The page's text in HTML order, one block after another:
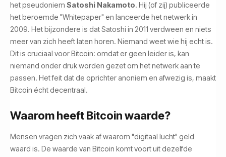
het pseudoniem Satoshi Nakamoto. Hij (of zij) publiceerde
het beroemde "Whitepaper" en lanceerde het netwerk in
2009. Het bijzondere is dat Satoshi in 2011 verdween en niets
meer van zich heeft laten horen. Niemand weet wie hij echt is.
Dit is cruciaal voor Bitcoin: omdat er geen leider is, kan
niemand onder druk worden gezet om het netwerk aan te
passen. Het feit dat de oprichter anoniem en afwezig is, maakt
Bitcoin écht decentraal.
Waarom heeft Bitcoin waarde?
Mensen vragen zich vaak af waarom "digitaal lucht" geld
waard is. De waarde van Bitcoin komt voort uit dezelfde